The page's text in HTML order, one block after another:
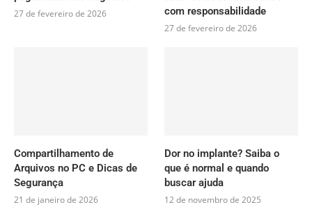
27 de fevereiro de 2026
com responsabilidade
27 de fevereiro de 2026
Compartilhamento de
Arquivos no PC e Dicas de
Segurança
21 de janeiro de 2026
Dor no implante? Saiba o
que é normal e quando
buscar ajuda
12 de novembro de 2025